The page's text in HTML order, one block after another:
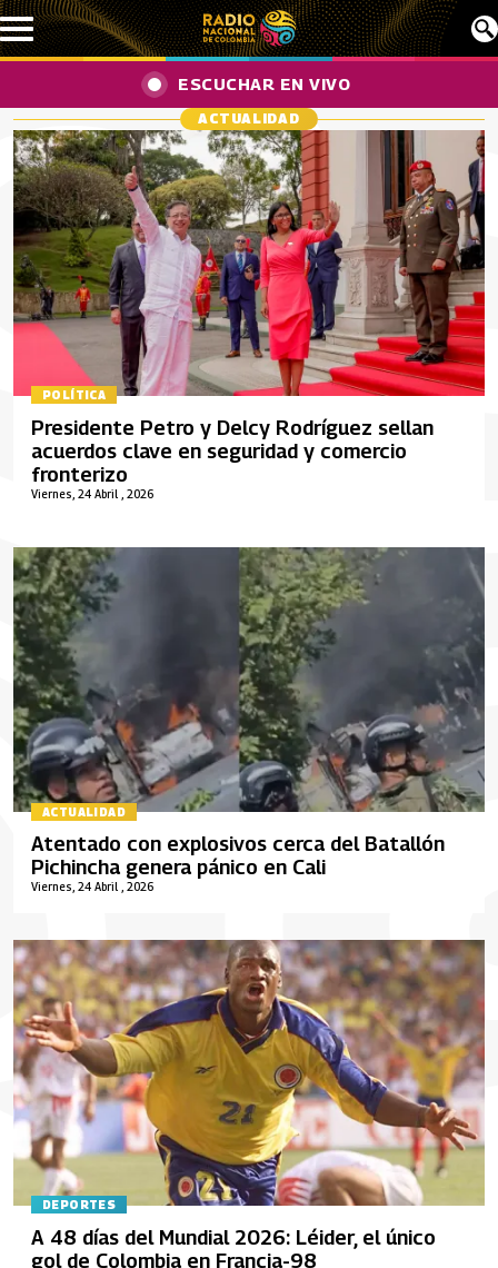
Pasar al contenido principal
ESCUCHAR EN VIVO
ACTUALIDAD
POLÍTICA
Viernes, 24 Abril , 2026
Presidente Petro y Delcy Rodríguez sellan
acuerdos clave en seguridad y comercio
fronterizo
ACTUALIDAD
Viernes, 24 Abril , 2026
Atentado con explosivos cerca del Batallón
Pichincha genera pánico en Cali
DEPORTES
A 48 días del Mundial 2026: Léider, el único
gol de Colombia en Francia-98